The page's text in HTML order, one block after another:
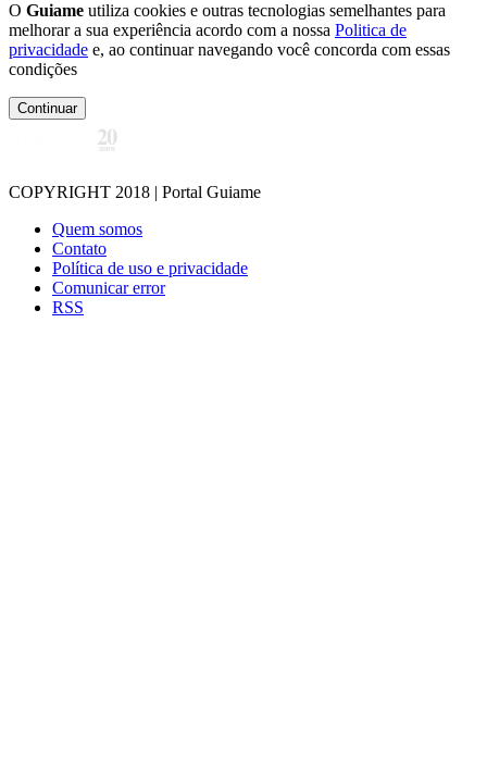
O Guiame utiliza cookies e outras tecnologias semelhantes para
melhorar a sua experiência acordo com a nossa Politica de
privacidade e, ao continuar navegando você concorda com essas
condições
Continuar
COPYRIGHT 2018 | Portal Guiame
Quem somos
Contato
Política de uso e privacidade
Comunicar error
RSS